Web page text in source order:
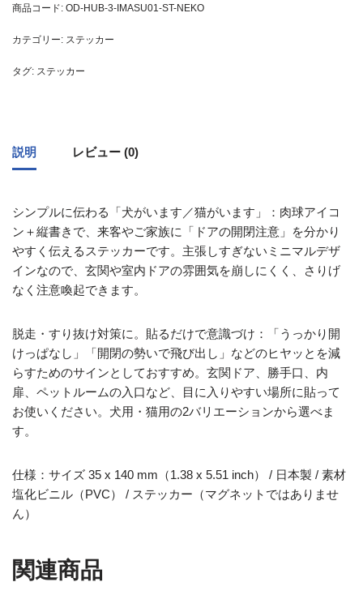
商品コード: OD-HUB-3-IMASU01-ST-NEKO
カテゴリー: ステッカー
タグ: ステッカー
説明 レビュー (0)
シンプルに伝わる「犬がいます／猫がいます」：肉球アイコ
ン＋縦書きで、来客やご家族に「ドアの開閉注意」を分かり
やすく伝えるステッカーです。主張しすぎないミニマルデザ
インなので、玄関や室内ドアの雰囲気を崩しにくく、さりげ
なく注意喚起できます。
脱走・すり抜け対策に。貼るだけで意識づけ：「うっかり開
けっぱなし」「開閉の勢いで飛び出し」などのヒヤッとを減
らすためのサインとしておすすめ。玄関ドア、勝手口、内
扉、ペットルームの入口など、目に入りやすい場所に貼って
お使いください。犬用・猫用の2バリエーションから選べま
す。
仕様：サイズ 35 x 140 mm（1.38 x 5.51 inch） / 日本製 / 素材
塩化ビニル（PVC） / ステッカー（マグネットではありませ
ん）
関連商品